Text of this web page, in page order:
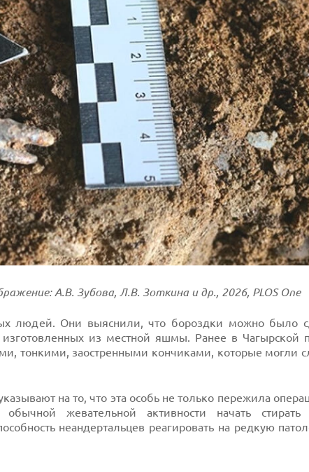
А.В. Зубова, Л.В. Зоткина и др., 2026, PLOS One
людей. Они выяснили, что бороздки можно было
из местной яшмы. Ранее в Чагырской
тонкими, заостренными кончиками, которые могли
на то, что эта особь не только пережила
жевательной активности начать стирать
неандертальцев реагировать на редкую